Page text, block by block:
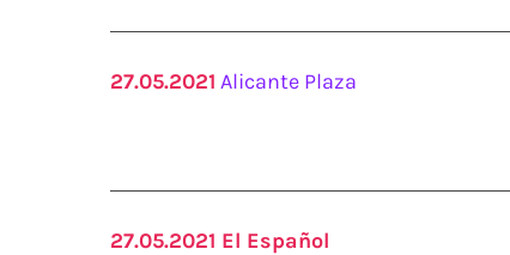
27.05.2021 Alicante Plaza
27.05.2021 El Español